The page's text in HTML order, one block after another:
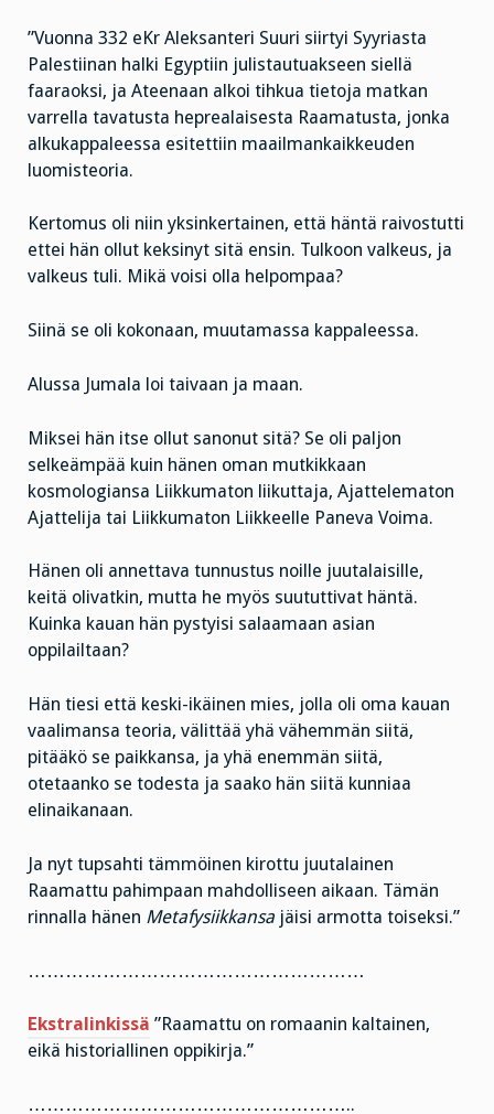
”Vuonna 332 eKr Aleksanteri Suuri siirtyi Syyriasta
Palestiinan halki Egyptiin julistautuakseen siellä
faaraoksi, ja Ateenaan alkoi tihkua tietoja matkan
varrella tavatusta heprealaisesta Raamatusta, jonka
alkukappaleessa esitettiin maailmankaikkeuden
luomisteoria.
Kertomus oli niin yksinkertainen, että häntä raivostutti
ettei hän ollut keksinyt sitä ensin. Tulkoon valkeus, ja
valkeus tuli. Mikä voisi olla helpompaa?
Siinä se oli kokonaan, muutamassa kappaleessa.
Alussa Jumala loi taivaan ja maan.
Miksei hän itse ollut sanonut sitä? Se oli paljon
selkeämpää kuin hänen oman mutkikkaan
kosmologiansa Liikkumaton liikuttaja, Ajattelematon
Ajattelija tai Liikkumaton Liikkeelle Paneva Voima.
Hänen oli annettava tunnustus noille juutalaisille,
keitä olivatkin, mutta he myös suututtivat häntä.
Kuinka kauan hän pystyisi salaamaan asian
oppilailtaan?
Hän tiesi että keski-ikäinen mies, jolla oli oma kauan
vaalimansa teoria, välittää yhä vähemmän siitä,
pitääkö se paikkansa, ja yhä enemmän siitä,
otetaanko se todesta ja saako hän siitä kunniaa
elinaikanaan.
Ja nyt tupsahti tämmöinen kirottu juutalainen
Raamattu pahimpaan mahdolliseen aikaan. Tämän
rinnalla hänen Metafysiikkansa jäisi armotta toiseksi.”
………………………………………………
Ekstralinkissä ”Raamattu on romaanin kaltainen,
eikä historiallinen oppikirja.”
……………………………………………..